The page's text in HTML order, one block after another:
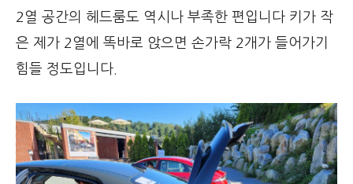
2열 공간의 헤드룸도 역시나 부족한 편입니다 키가 작
은 제가 2열에 똑바로 앉으면 손가락 2개가 들어가기
힘들 정도입니다.